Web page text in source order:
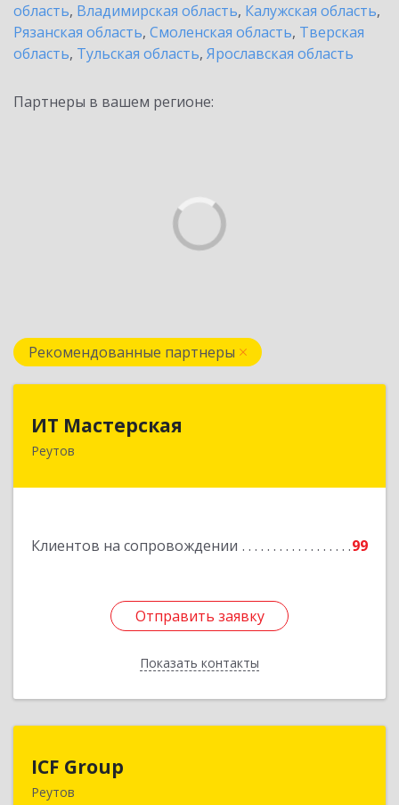
область, Владимирская область, Калужская область,
Рязанская область, Смоленская область, Тверская
область, Тульская область, Ярославская область
Партнеры в вашем регионе:
Рекомендованные партнеры
ИТ Мастерская
Реутов
Клиентов на сопровождении 99
Отправить заявку
Показать контакты
Отправить заявку
Назад
ICF Group
Реутов
143965, Московская обл, г.о. Реутов, Реутов г,